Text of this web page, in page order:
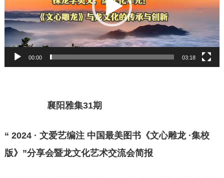
器
00:00 03:18
襄阳雅集31期
“ 2024 · 文爱艺编注 中国最美图书《文心雕龙 ·集校
版》”分享会暨龙文化艺术交流会简报